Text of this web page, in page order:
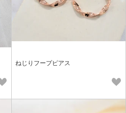
ねじりフープピアス